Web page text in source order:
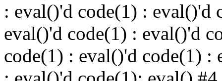
: eval()'d code(1) : eval()'d
eval()'d code(1) : eval()'d
code(1) : eval()'d code(1) :